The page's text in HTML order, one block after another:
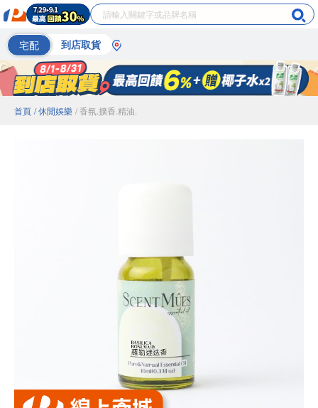
宅配 到店取貨
首頁 / 休閒娛樂 / 香氛.擴香.精油.